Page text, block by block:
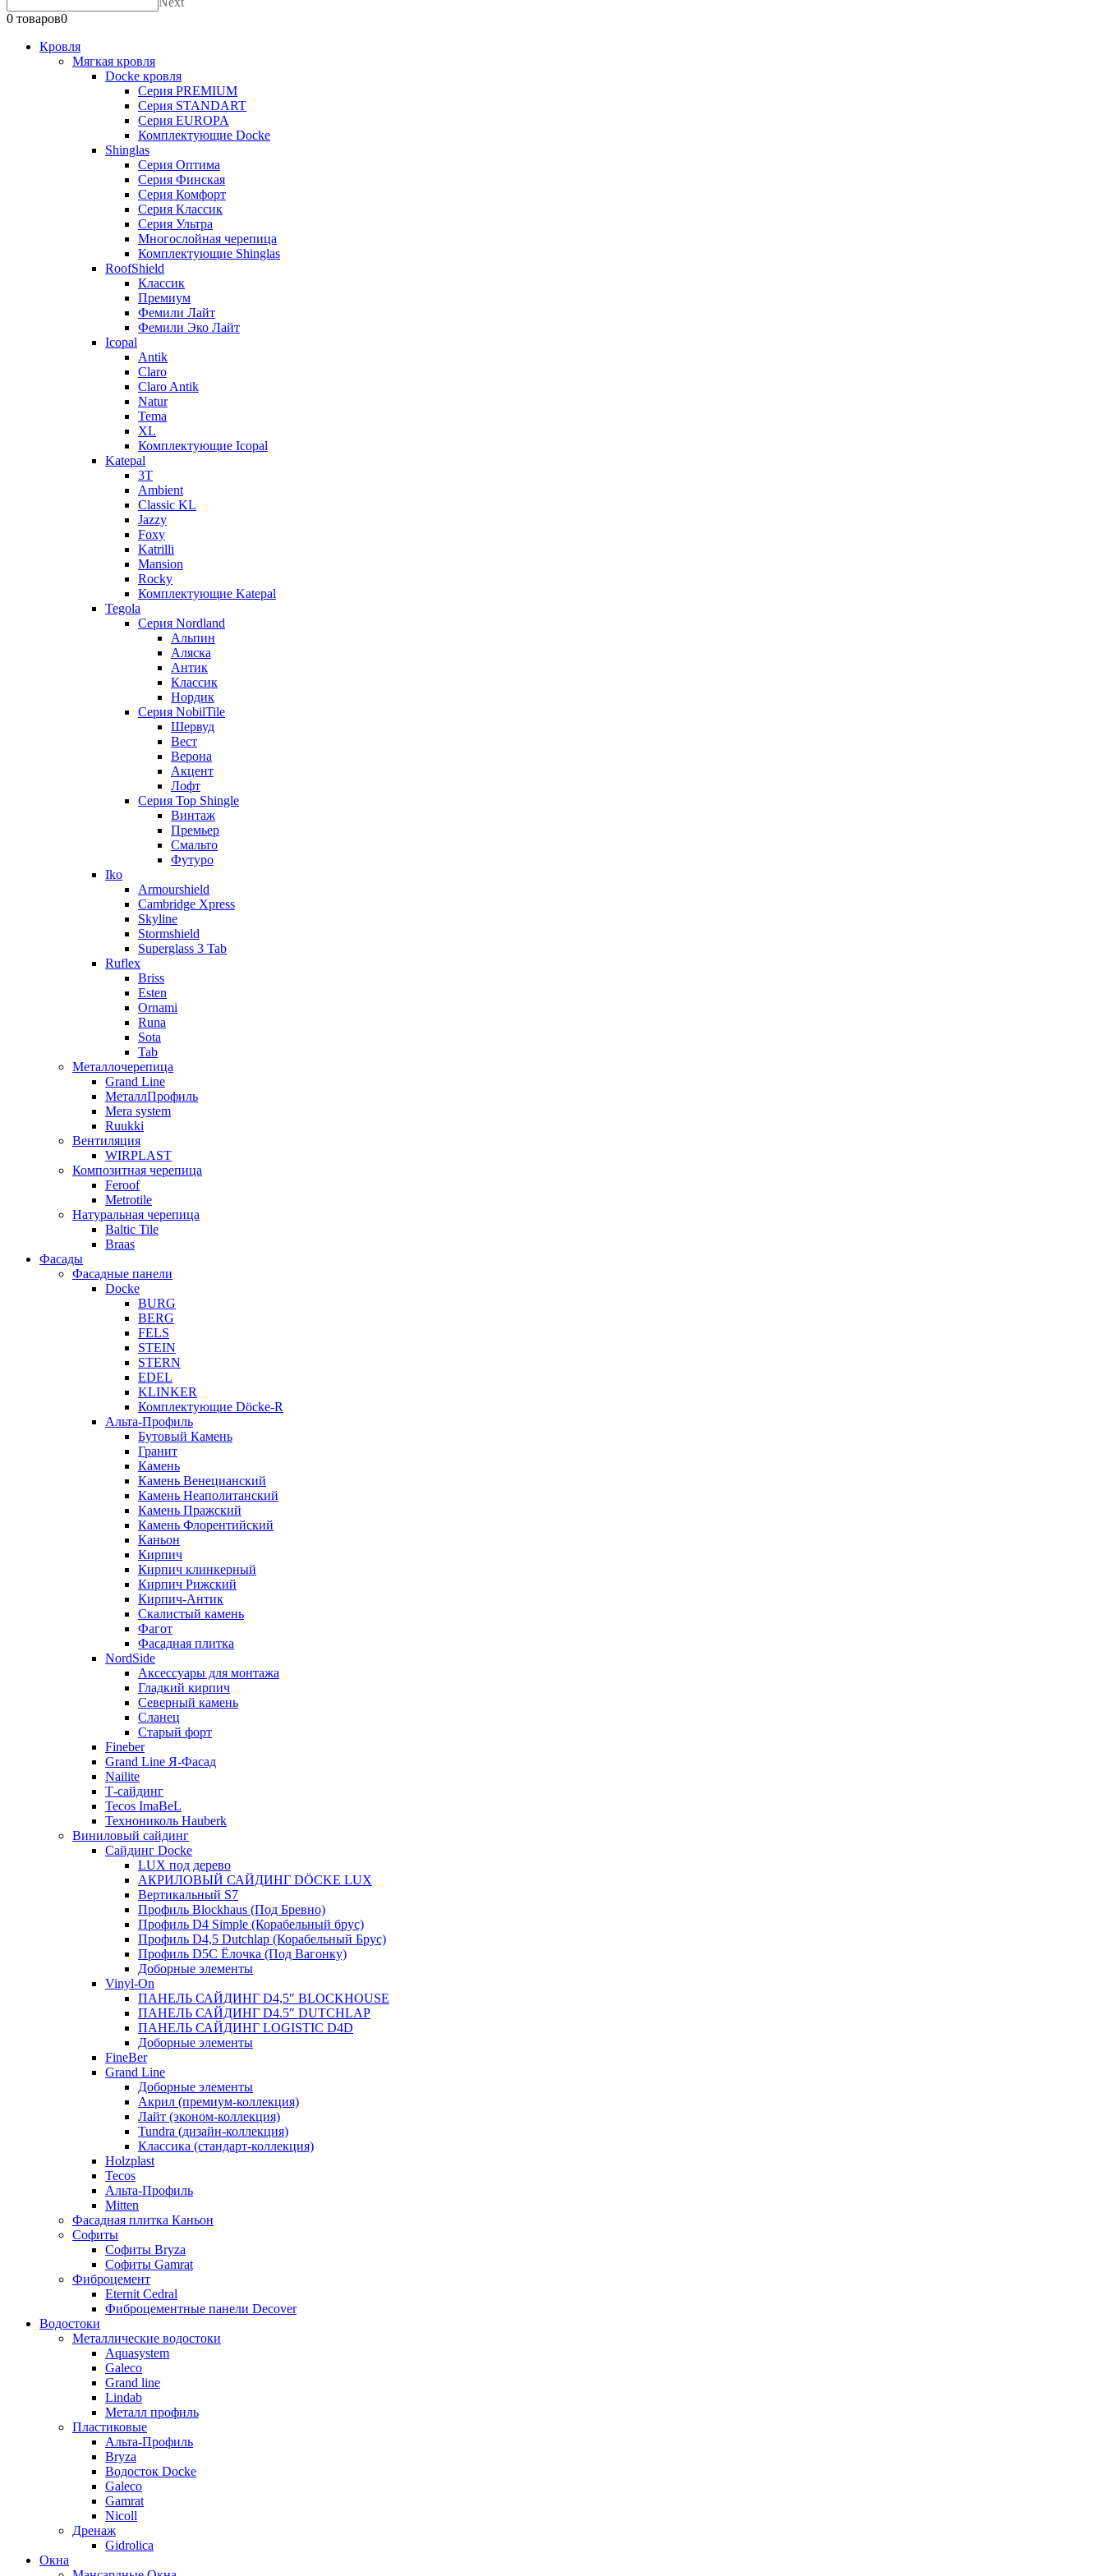
0 товаров0
Кровля
Мягкая кровля
Docke кровля
Серия PREMIUM
Серия STANDART
Серия EUROPA
Комплектующие Docke
Shinglas
Серия Оптима
Серия Финская
Серия Комфорт
Серия Классик
Серия Ультра
Многослойная черепица
Комплектующие Shinglas
RoofShield
Классик
Премиум
Фемили Лайт
Фемили Эко Лайт
Icopal
Antik
Claro
Claro Antik
Natur
Tema
XL
Комплектующие Icopal
Katepal
3T
Ambient
Classic KL
Jazzy
Foxy
Katrilli
Mansion
Rocky
Комплектующие Katepal
Tegola
Серия Nordland
Альпин
Аляска
Антик
Классик
Нордик
Серия NobilTile
Шервуд
Вест
Верона
Акцент
Лофт
Серия Top Shingle
Винтаж
Премьер
Смальто
Футуро
Iko
Armourshield
Cambridge Xpress
Skyline
Stormshield
Superglass 3 Tab
Ruflex
Briss
Esten
Ornami
Runa
Sota
Tab
Металлочерепица
Grand Line
МеталлПрофиль
Mera system
Ruukki
Вентиляция
WIRPLAST
Композитная черепица
Feroof
Metrotile
Натуральная черепица
Baltic Tile
Braas
Фасады
Фасадные панели
Docke
BURG
BERG
FELS
STEIN
STERN
EDEL
KLINKER
Комплектующие Döcke-R
Альта-Профиль
Бутовый Камень
Гранит
Камень
Камень Венецианский
Камень Неаполитанский
Камень Пражский
Камень Флорентийский
Каньон
Кирпич
Кирпич клинкерный
Кирпич Рижский
Кирпич-Антик
Скалистый камень
Фагот
Фасадная плитка
NordSide
Аксессуары для монтажа
Гладкий кирпич
Северный камень
Сланец
Старый форт
Fineber
Grand Line Я-Фасад
Nailite
Т-сайдинг
Tecos ImaBeL
Технониколь Hauberk
Виниловый сайдинг
Сайдинг Docke
LUX под дерево
АКРИЛОВЫЙ САЙДИНГ DÖCKE LUX
Вертикальный S7
Профиль Blockhaus (Под Бревно)
Профиль D4 Simple (Корабельный брус)
Профиль D4,5 Dutchlap (Корабельный Брус)
Профиль D5C Ёлочка (Под Вагонку)
Доборные элементы
Vinyl-On
ПАНЕЛЬ САЙДИНГ D4,5″ BLOCKHOUSE
ПАНЕЛЬ САЙДИНГ D4.5″ DUTCHLAP
ПАНЕЛЬ САЙДИНГ LOGISTIC D4D
Доборные элементы
FineBer
Grand Line
Доборные элементы
Акрил (премиум-коллекция)
Лайт (эконом-коллекция)
Tundra (дизайн-коллекция)
Классика (стандарт-коллекция)
Holzplast
Tecos
Альта-Профиль
Mitten
Фасадная плитка Каньон
Софиты
Софиты Bryza
Софиты Gamrat
Фиброцемент
Eternit Cedral
Фиброцементные панели Decover
Водостоки
Металлические водостоки
Aquasystem
Galeco
Grand line
Lindab
Металл профиль
Пластиковые
Альта-Профиль
Bryza
Водосток Docke
Galeco
Gamrat
Nicoll
Дренаж
Gidrolica
Окна